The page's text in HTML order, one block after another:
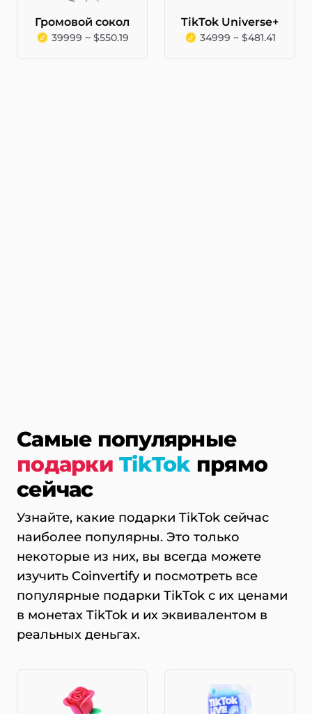
Громовой сокол
39999 ~ $550.19
TikTok Universe+
34999 ~ $481.41
Самые популярные
подарки TikTokпрямо
сейчас
Узнайте, какие подарки TikTok сейчас
наиболее популярны. Это только
некоторые из них, вы всегда можете
изучить Coinvertify и посмотреть все
популярные подарки TikTok с их ценами
в монетах TikTok и их эквивалентом в
реальных деньгах.